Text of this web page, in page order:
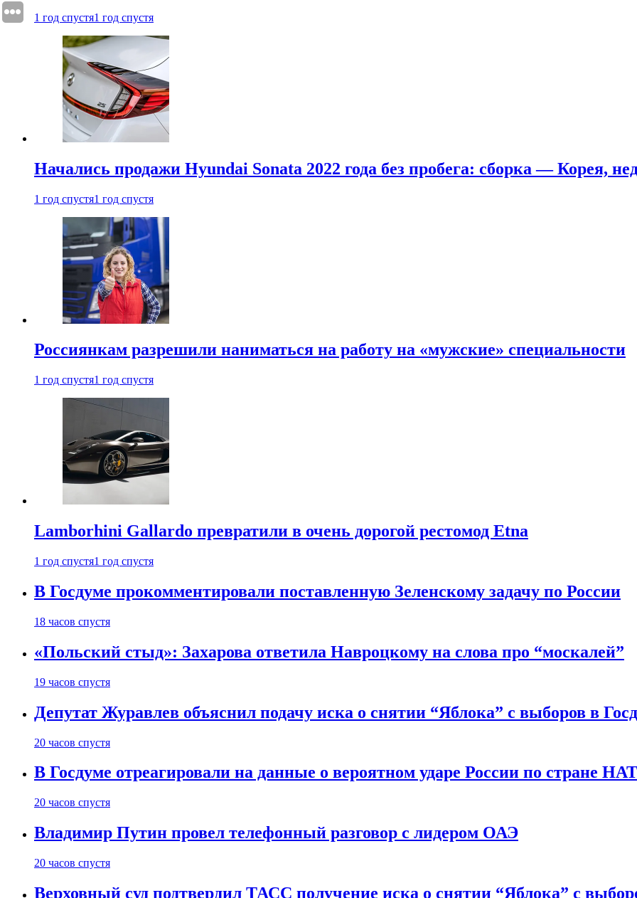
1 год спустя1 год спустя
Начались продажи Hyundai Sonata 2022 года без пробега: сборка — Корея,
1 год спустя1 год спустя
Россиянкам разрешили наниматься на работу на «мужские» специальности
1 год спустя1 год спустя
Lamborhini Gallardo превратили в очень дорогой рестомод Etna
1 год спустя1 год спустя
В Госдуме прокомментировали поставленную Зеленскому задачу по России
18 часов спустя
«Польский стыд»: Захарова ответила Навроцкому на слова про “москалей”
19 часов спустя
Депутат Журавлев объяснил подачу иска о снятии “Яблока” с выборов в
20 часов спустя
В Госдуме отреагировали на данные о вероятном ударе России по стране
20 часов спустя
Владимир Путин провел телефонный разговор с лидером ОАЭ
20 часов спустя
Верховный суд подтвердил ТАСС получение иска о снятии “Яблока” с